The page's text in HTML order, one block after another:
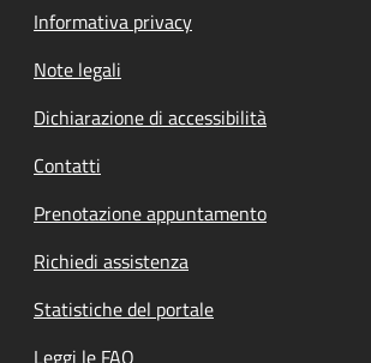
Informativa privacy
Note legali
Dichiarazione di accessibilità
Contatti
Prenotazione appuntamento
Richiedi assistenza
Statistiche del portale
Leggi le FAQ